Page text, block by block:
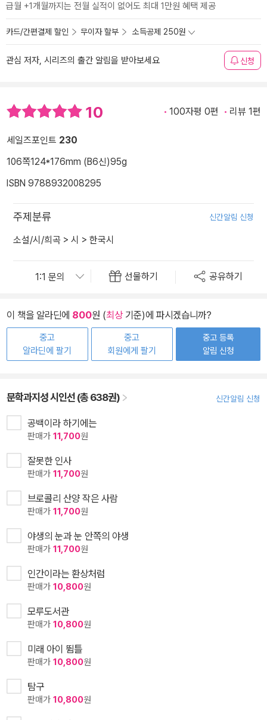
급월 +1개월까지는 전월 실적이 없어도 최대 1만원 혜택 제공
카드/간편결제 할인 무이자 할부 소득공제 250원
관심 저자, 시리즈의 출간 알림을 받아보세요 신청
10 100자평 0편 리뷰 1편
세일즈포인트 230
106쪽124*176mm (B6신)95g
ISBN 9788932008295
주제분류 신간알림 신청
소설/시/희곡 > 시 > 한국시
선물하기 공유하기
이 책을 알라딘에 800원 (최상기준)에 파시겠습니까?
중고
알라딘에 팔기
중고
회원에게 팔기
중고 등록
알림 신청
문학과지성 시인선 (총 638권) 신간알림 신청
공백이라 하기에는
판매가 11,700원
잘못한 인사
판매가 11,700원
브로콜리 산양 작은 사람
판매가 11,700원
야생의 눈과 눈 안쪽의 야생
판매가 11,700원
인간이라는 환상처럼
판매가 10,800원
모루도서관
판매가 10,800원
미래 아이 뜀틀
판매가 10,800원
탐구
판매가 10,800원